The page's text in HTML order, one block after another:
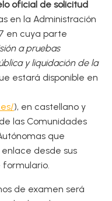
oficial de solicitud
en la Administración
en cuya parte
a pruebas
y liquidación de la
estará disponible en
), en castellano y
las Comunidades
que
desde sus
formulario.
de examen será